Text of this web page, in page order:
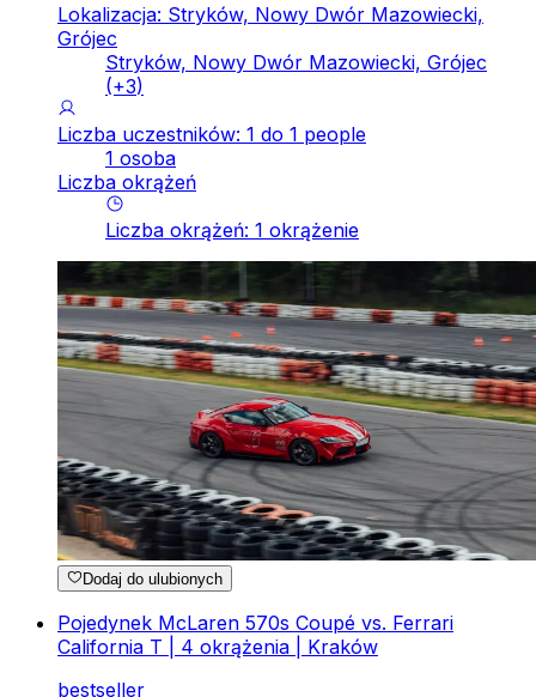
Lokalizacja: Stryków, Nowy Dwór Mazowiecki,
Grójec
Stryków, Nowy Dwór Mazowiecki, Grójec
(+3)
Liczba uczestników: 1 do 1 people
1 osoba
Liczba okrążeń
Liczba okrążeń: 1 okrążenie
Dodaj do ulubionych
Pojedynek McLaren 570s Coupé vs. Ferrari
California T | 4 okrążenia | Kraków
bestseller